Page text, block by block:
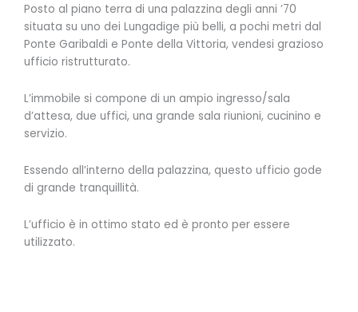
Posto al piano terra di una palazzina degli anni ’70
situata su uno dei Lungadige più belli, a pochi metri dal
Ponte Garibaldi e Ponte della Vittoria, vendesi grazioso
ufficio ristrutturato.
L’immobile si compone di un ampio ingresso/sala
d’attesa, due uffici, una grande sala riunioni, cucinino e
servizio.
Essendo all’interno della palazzina, questo ufficio gode
di grande tranquillità.
L’ufficio è in ottimo stato ed è pronto per essere
utilizzato.